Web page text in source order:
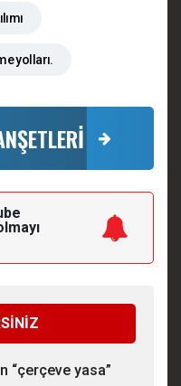
yolları.
“çerçeve yasa”